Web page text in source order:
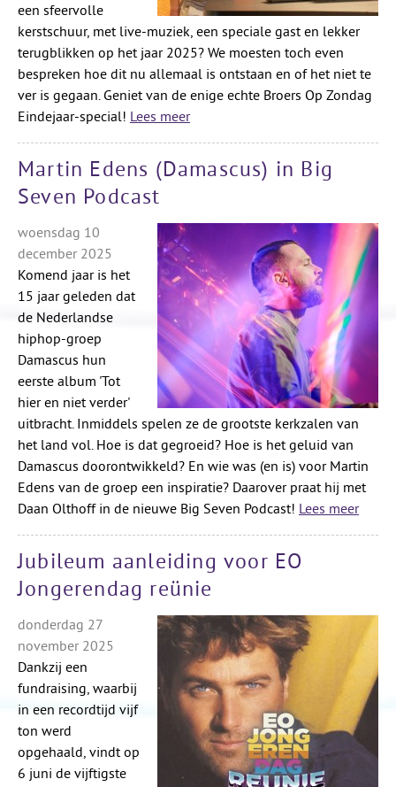
een sfeervolle
kerstschuur, met live-muziek, een speciale gast en lekker
terugblikken op het jaar 2025? We moesten toch even
bespreken hoe dit nu allemaal is ontstaan en of het niet te
ver is gegaan. Geniet van de enige echte Broers Op Zondag
Eindejaar-special! Lees meer
Martin Edens (Damascus) in Big
Seven Podcast
woensdag 10
december 2025
Komend jaar is het
15 jaar geleden dat
de Nederlandse
hiphop-groep
Damascus hun
eerste album 'Tot
hier en niet verder'
uitbracht. Inmiddels spelen ze de grootste kerkzalen van
het land vol. Hoe is dat gegroeid? Hoe is het geluid van
Damascus doorontwikkeld? En wie was (en is) voor Martin
Edens van de groep een inspiratie? Daarover praat hij met
Daan Olthoff in de nieuwe Big Seven Podcast! Lees meer
Jubileum aanleiding voor EO
Jongerendag reünie
donderdag 27
november 2025
Dankzij een
fundraising, waarbij
in een recordtijd vijf
ton werd
opgehaald, vindt op
6 juni de vijftigste